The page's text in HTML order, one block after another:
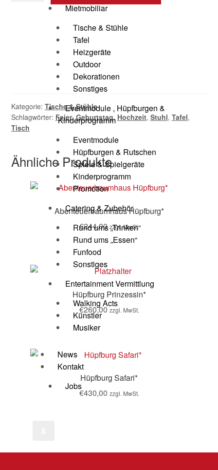
Mietmobiliar
Tische & Stühle
Tafel
Heizgeräte
Outdoor
Dekorationen
Sonstiges
Eventmodule , Hüpfburgen &
Kinderprogramm
Eventmodule
Hüpfburgen & Rutschen
Spiele & Spielgeräte
Kinderprogramm
Promotion
Catering & Zubehör
Rund ums „Trinken“
Rund ums „Essen“
Funfood
Sonstiges
Entertainment Vermittlung
Walking Acts
Künstler
Musiker
News
Kontakt
Jobs
Kategorie: Tische & Stühle
Schlagwörter: Feier,Geburtstag, Hochzeit, Stuhl, Tafel,
Tisch
Ähnliche Produkte
Abenteuerbaumhaus Hüpfburg*
€244,00 zzgl. MwSt.
Hüpfburg Prinzessin*
€260,00 zzgl. MwSt.
Hüpfburg Safari*
€430,00 zzgl. MwSt.